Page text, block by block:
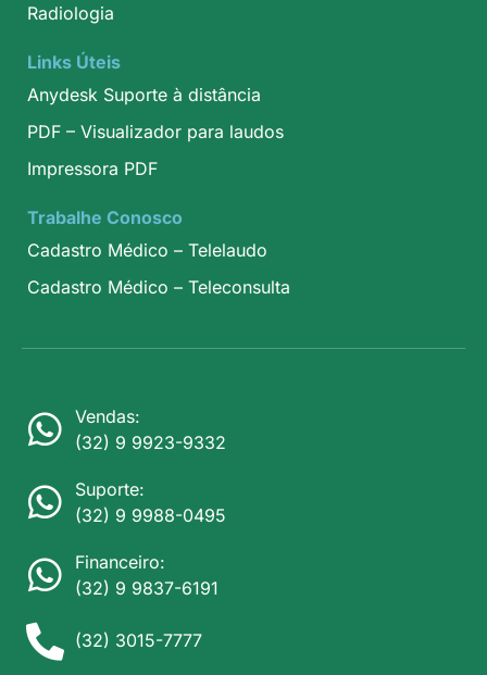
Radiologia
Links Úteis
Anydesk Suporte à distância
PDF – Visualizador para laudos
Impressora PDF
Trabalhe Conosco
Cadastro Médico – Telelaudo
Cadastro Médico – Teleconsulta
Vendas:
(32) 9 9923-9332
Suporte:
(32) 9 9988-0495
Financeiro:
(32) 9 9837-6191
(32) 3015-7777